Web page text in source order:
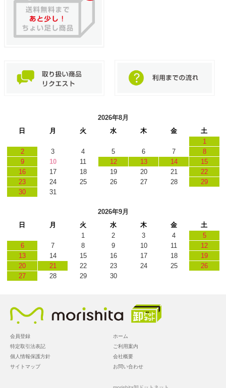
2026年8月
日
月 火 水 木 金
土
1
2
3 4 5 6 7
8
9
10 11 12 13 14
15
16
17 18 19 20 21
22
23
24 25 26 27 28
29
30
31
2026年9月
日
月 火 水 木 金
土
1
2 3 4
5
6
7 8 9 10 11
12
13
14 15 16 17 18
19
20
21 22 23 24 25
26
27
28 29 30
ホーム
ご利用案内
会社概要
お問い合わせ
会員登録
特定取引法表記
個人情報保護方針
サイトマップ